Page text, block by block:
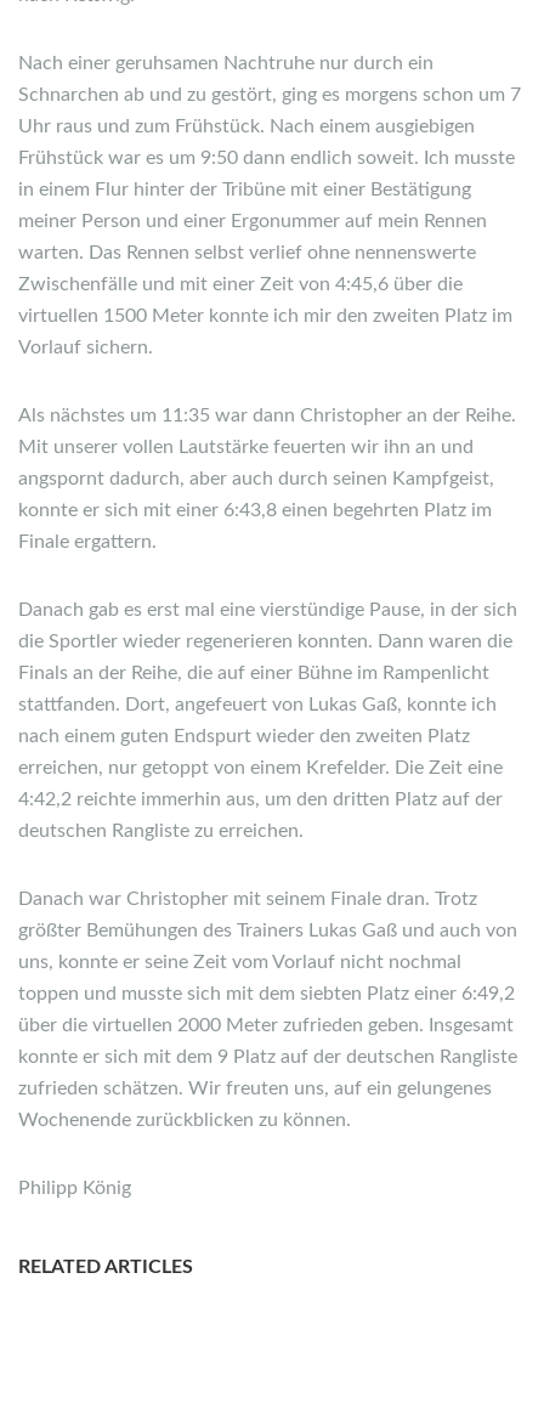
Nach einer geruhsamen Nachtruhe nur durch ein
Schnarchen ab und zu gestört, ging es morgens schon um 7
Uhr raus und zum Frühstück. Nach einem ausgiebigen
Frühstück war es um 9:50 dann endlich soweit. Ich musste
in einem Flur hinter der Tribüne mit einer Bestätigung
meiner Person und einer Ergonummer auf mein Rennen
warten. Das Rennen selbst verlief ohne nennenswerte
Zwischenfälle und mit einer Zeit von 4:45,6 über die
virtuellen 1500 Meter konnte ich mir den zweiten Platz im
Vorlauf sichern.
Als nächstes um 11:35 war dann Christopher an der Reihe.
Mit unserer vollen Lautstärke feuerten wir ihn an und
angspornt dadurch, aber auch durch seinen Kampfgeist,
konnte er sich mit einer 6:43,8 einen begehrten Platz im
Finale ergattern.
Danach gab es erst mal eine vierstündige Pause, in der sich
die Sportler wieder regenerieren konnten. Dann waren die
Finals an der Reihe, die auf einer Bühne im Rampenlicht
stattfanden. Dort, angefeuert von Lukas Gaß, konnte ich
nach einem guten Endspurt wieder den zweiten Platz
erreichen, nur getoppt von einem Krefelder. Die Zeit eine
4:42,2 reichte immerhin aus, um den dritten Platz auf der
deutschen Rangliste zu erreichen.
Danach war Christopher mit seinem Finale dran. Trotz
größter Bemühungen des Trainers Lukas Gaß und auch von
uns, konnte er seine Zeit vom Vorlauf nicht nochmal
toppen und musste sich mit dem siebten Platz einer 6:49,2
über die virtuellen 2000 Meter zufrieden geben. Insgesamt
konnte er sich mit dem 9 Platz auf der deutschen Rangliste
zufrieden schätzen. Wir freuten uns, auf ein gelungenes
Wochenende zurückblicken zu können.
Philipp König
RELATED ARTICLES